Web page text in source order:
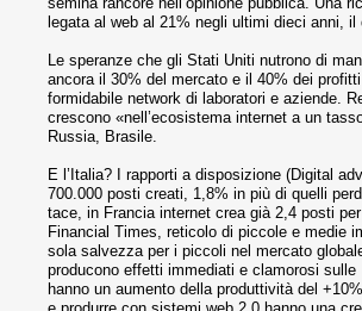
legata al web al 21% negli ultimi dieci anni,
Le speranze che gli Stati Uniti nutrono di
ancora il 30% del mercato e il 40% dei
formidabile network di laboratori e aziende.
crescono «nell’ecosistema internet a un
Russia, Brasile.
E l’Italia? I rapporti a disposizione (Digital
700.000 posti creati, 1,8% in più di quelli
tace, in Francia internet crea già 2,4 posti
Financial Times, reticolo di piccole e medie
sola salvezza per i piccoli nel mercato
producono effetti immediati e clamorosi
hanno un aumento della produttività del